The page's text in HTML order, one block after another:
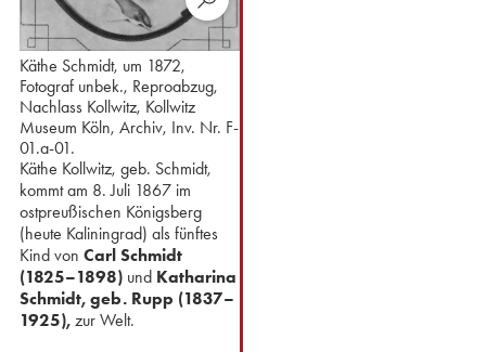
Käthe Schmidt, um 1872,
Fotograf unbek., Reproabzug,
Nachlass Kollwitz, Kollwitz
Museum Köln, Archiv, Inv. Nr. F-
01.a-01.
Käthe Kollwitz, geb. Schmidt,
kommt am 8. Juli 1867 im
ostpreußischen Königsberg
(heute Kaliningrad) als fünftes
Kind von Carl Schmidt
(1825–1898)und Katharina
Schmidt, geb. Rupp (1837–
1925),zur Welt.